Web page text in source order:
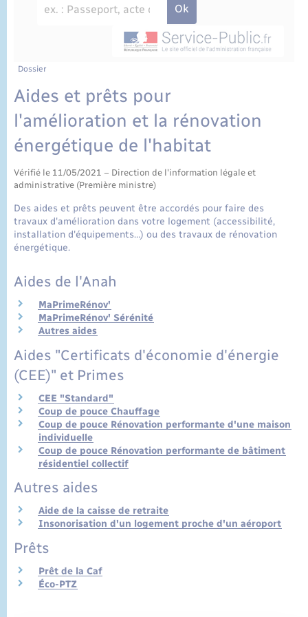
État civil
Cimetière communal
Dossier
Aides et prêts pour
l'amélioration et la rénovation
énergétique de l'habitat
Vérifié le 11/05/2021 – Direction de l'information légale et
administrative (Première ministre)
Des aides et prêts peuvent être accordés pour faire des
travaux d'amélioration dans votre logement (accessibilité,
installation d'équipements…) ou des travaux de rénovation
énergétique.
Aides de l'Anah
MaPrimeRénov'
MaPrimeRénov' Sérénité
Autres aides
Aides "Certificats d'économie d'énergie
(CEE)" et Primes
CEE "Standard"
Coup de pouce Chauffage
Coup de pouce Rénovation performante d'une maison
individuelle
Coup de pouce Rénovation performante de bâtiment
résidentiel collectif
Autres aides
Aide de la caisse de retraite
Insonorisation d'un logement proche d'un aéroport
Prêts
Prêt de la Caf
Éco-PTZ